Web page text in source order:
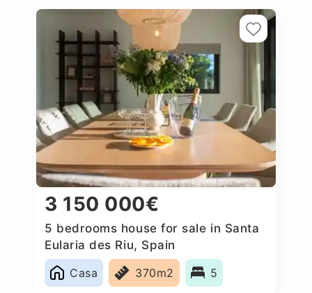
3 150 000€
5 bedrooms house for sale in Santa
Eularia des Riu, Spain
Casa
370m2 5